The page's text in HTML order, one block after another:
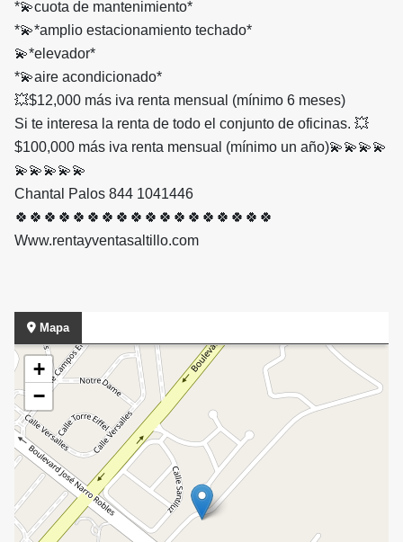
*💫cuota de mantenimiento*
*💫*amplio estacionamiento techado*
💫*elevador*
*💫aire acondicionado*
💥$12,000 más iva renta mensual (mínimo 6 meses)
Si te interesa la renta de todo el conjunto de oficinas. 💥
$100,000 más iva renta mensual (mínimo un año)💫💫💫💫
💫💫💫💫💫
Chantal Palos 844 1041446
🍀🍀🍀🍀🍀🍀🍀🍀🍀🍀🍀🍀🍀🍀🍀🍀🍀🍀
Www.rentayventasaltillo.com
Mapa
+
−